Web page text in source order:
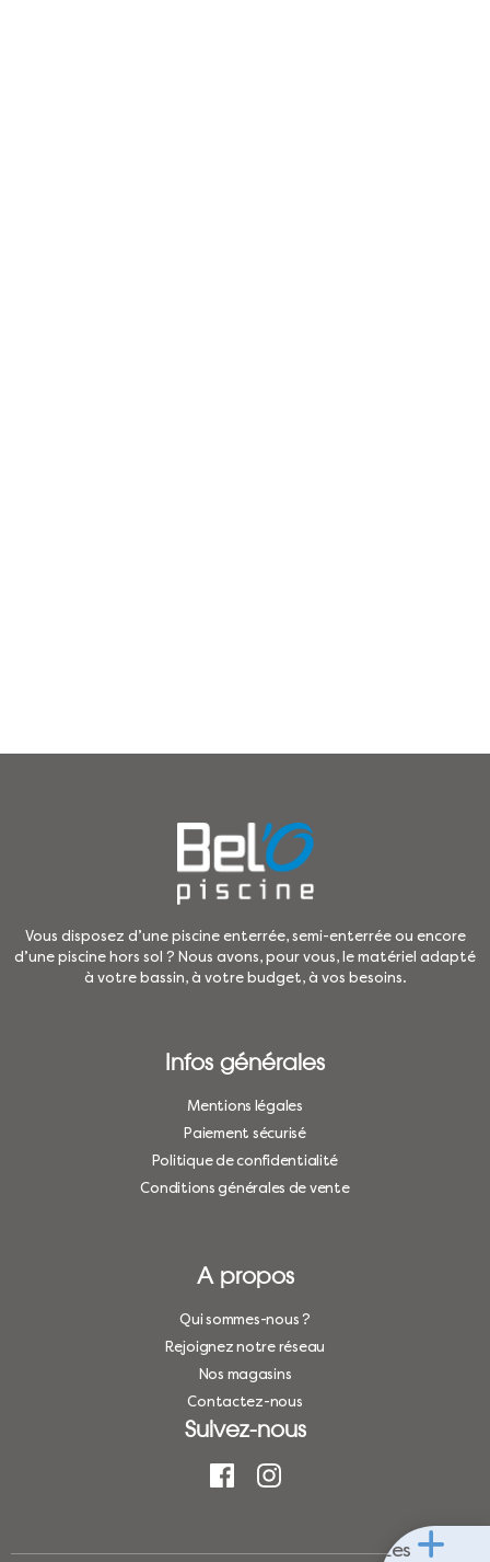
Les
Vous disposez d’une piscine enterrée, semi-enterrée ou encore
d’une piscine hors sol ? Nous avons, pour vous, le matériel adapté
à votre bassin, à votre budget, à vos besoins.
Infos générales
Mentions légales
Paiement sécurisé
Politique de confidentialité
Conditions générales de vente
A propos
Qui sommes-nous ?
Rejoignez notre réseau
Nos magasins
Contactez-nous
Suivez-nous